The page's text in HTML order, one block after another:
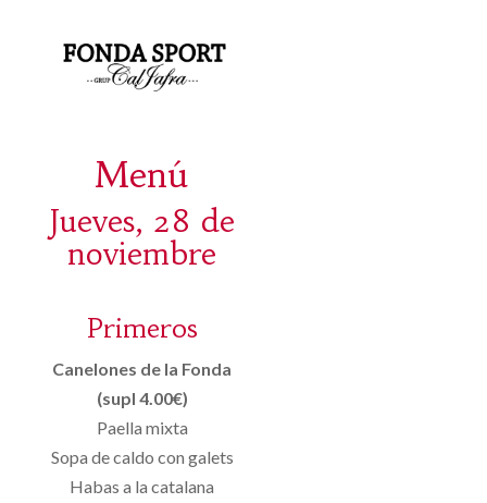
Menú
Jueves, 28 de
noviembre
Primeros
Canelones de la Fonda
(supl 4.00€)
Paella mixta
Sopa de caldo con galets
Habas a la catalana